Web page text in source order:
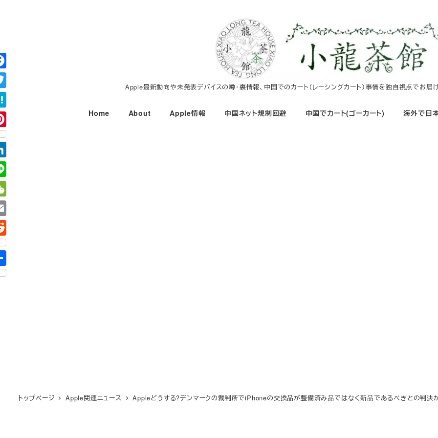
コ
ン
テ
ン
ツ
へ
移
動
Apple最新動向や未発表デバイスの噂・裏情報、中国でのカート（レーシングカート）事情を独自視点でお届
Home About Apple情報 中国ネット規制回避 中国でカート(ゴーカート) 海外で日
トップページ Apple関連ニュース Appleどうする?デンマークの裁判所でiPhoneの交換品が整備済み品ではなく新品であるべきとの判決